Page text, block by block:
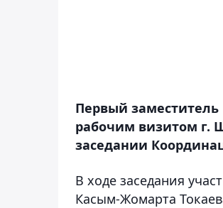
Первый
рабочим визитом г.
заседании
В ходе заседания
Касым-Жомарта